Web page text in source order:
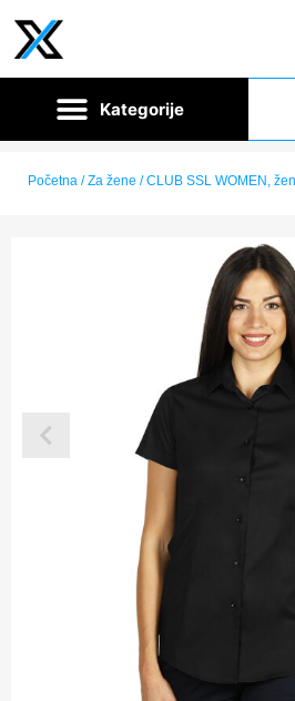
Početna /Za žene / CLUB SSL WOMEN,